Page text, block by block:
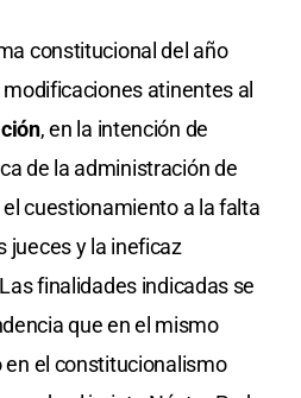
constitucional del año
atinentes al
, en la intención de
de la administración de
cuestionamiento a la falta
jueces y la ineficaz
finalidades indicadas se
que en el mismo
el constitucionalismo